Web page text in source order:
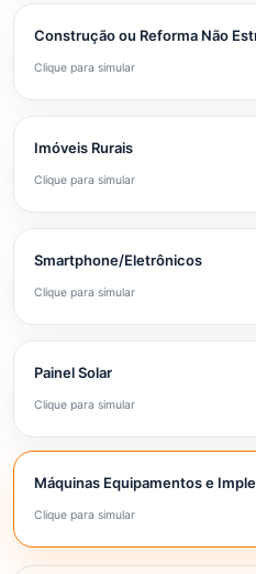
Construção ou Reforma Não
Clique para simular
Imóveis Rurais
Clique para simular
Smartphone/Eletrônicos
Clique para simular
Painel Solar
Clique para simular
Máquinas Equipamentos e
Clique para simular